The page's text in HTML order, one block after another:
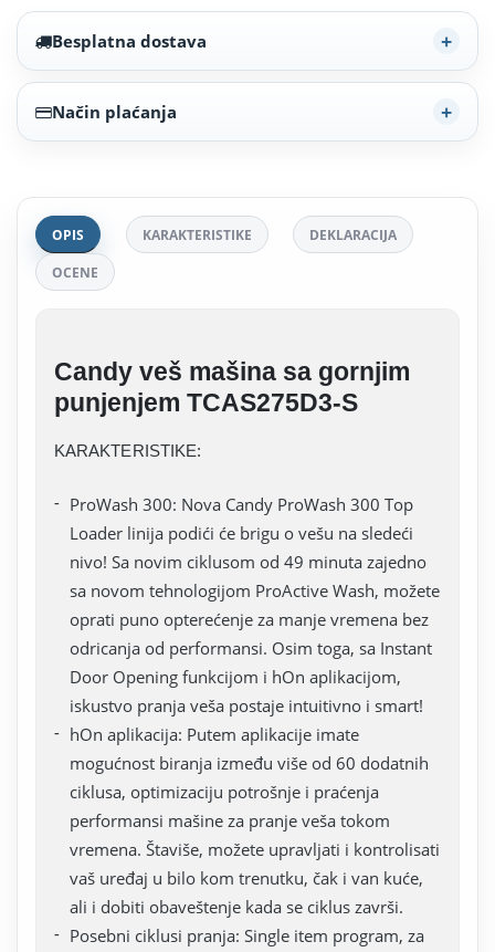
Besplatna dostava
Način plaćanja
OPIS KARAKTERISTIKE DEKLARACIJA
OCENE
Candy veš mašina sa gornjim
punjenjem TCAS275D3-S
KARAKTERISTIKE:
ProWash 300: Nova Candy ProWash 300 Top
Loader linija podići će brigu o vešu na sledeći
nivo! Sa novim ciklusom od 49 minuta zajedno
sa novom tehnologijom ProActive Wash, možete
oprati puno opterećenje za manje vremena bez
odricanja od performansi. Osim toga, sa Instant
Door Opening funkcijom i hOn aplikacijom,
iskustvo pranja veša postaje intuitivno i smart!
hOn aplikacija: Putem aplikacije imate
mogućnost biranja između više od 60 dodatnih
ciklusa, optimizaciju potrošnje i praćenja
performansi mašine za pranje veša tokom
vremena. Štaviše, možete upravljati i kontrolisati
vaš uređaj u bilo kom trenutku, čak i van kuće,
ali i dobiti obaveštenje kada se ciklus završi.
Posebni ciklusi pranja: Single item program, za